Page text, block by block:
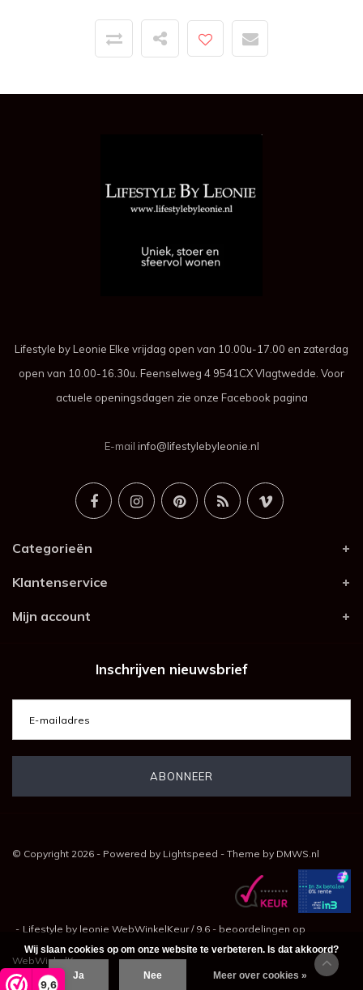
9,6
Lifestyle by Leonie Elke vrijdag open van 10.00u-17.00 en zaterdag
open van 10.00-16.30u. Feenselweg 4 9541CX Vlagtwedde. Voor
actuele openingsdagen zie onze Facebook pagina
E-mail info@lifestylebyleonie.nl
Categorieën
Klantenservice
Mijn account
Inschrijven nieuwsbrief
© Copyright 2026 - Powered by Lightspeed - Theme by DMWS.nl
- Lifestyle by leonie WebWinkelKeur/ 9.6 - beoordelingen op
WebWinkelKeur
Wij slaan cookies op om onze website te verbeteren. Is dat akkoord?
Ja Nee Meer over cookies »